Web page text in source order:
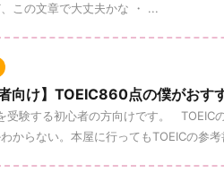
この文章で大丈夫かな ・ ...
者向け】TOEIC860点の僕がおす
受験する初心者の方向けです。 TOEIC
からない。本屋に行ってもTOEICの参